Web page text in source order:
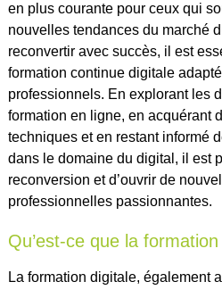
en plus courante pour ceux qui
nouvelles tendances du marché
reconvertir avec succès, il est
formation continue digitale
professionnels. En explorant les
formation en ligne, en acquérant
techniques et en restant informé
dans le domaine du digital, il est
reconversion et d’ouvrir de
professionnelles passionnantes.
Qu’est-ce que la
La formation digitale, également